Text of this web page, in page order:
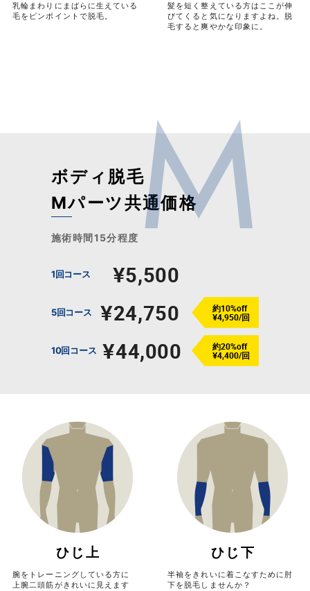
乳輪まわりにまばらに生えている
毛をピンポイントで脱毛。
髪を短く整えている方はここが伸
びてくると気になりますよね。脱
毛すると爽やかな印象に。
ボディ脱毛
Mパーツ共通価格
施術時間15分程度
1回コース ¥5,500
5回コース ¥24,750 約10%off
¥4,950/回
10回コース ¥44,000 約20%off
¥4,400/回
ひじ上
腕をトレーニングしている方に
上腕二頭筋がきれいに見えます
ひじ下
半袖をきれいに着こなすために肘
下を脱毛しませんか？